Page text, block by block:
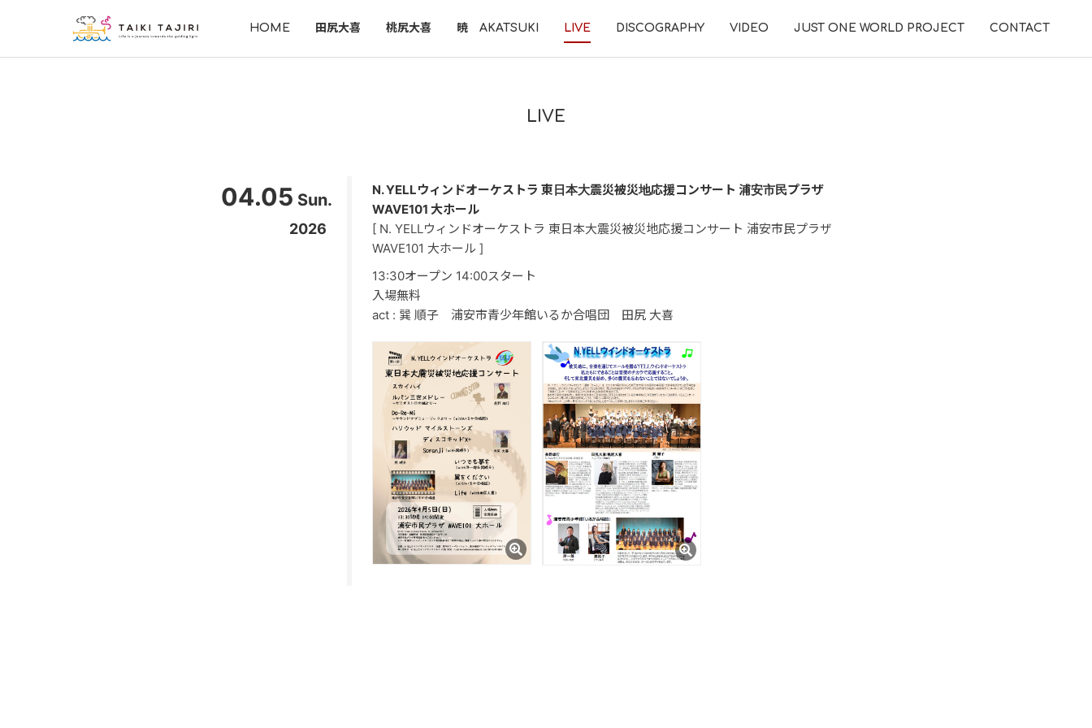
HOME 田尻大喜 桃尻大喜 暁 AKATSUKI LIVE DISCOGRAPHY VIDEO JUST ONE WORLD PROJECT CONTACT
LIVE
04.05 Sun.
2026
N. YELLウィンドオーケストラ 東日本大震災被災地応援コンサート 浦安市民プラザ
WAVE101 大ホール
[ N. YELLウィンドオーケストラ 東日本大震災被災地応援コンサート 浦安市民プラザ
WAVE101 大ホール ]
13:30オープン 14:00スタート
入場無料
act : 巽 順子 浦安市青少年館いるか合唱団 田尻 大喜